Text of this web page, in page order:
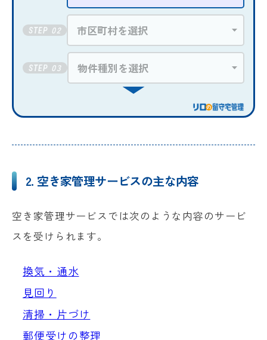
STEP 02
STEP 03
2. 空き家管理サービスの主な内容
空き家管理サービスでは次のような内容のサービ
スを受けられます。
換気・通水
見回り
清掃・片づけ
郵便受けの整理